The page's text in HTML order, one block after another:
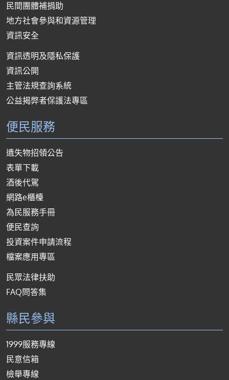
民間團體補捐助
地方社會參與和資源管理
資訊安全
資訊透明及隱私保護
資訊公開
主管法規查詢系統
公益揭弊者保護法專區
便民服務
遺失物招領公告
表單下載
酒後代駕
網路e櫃檯
為民服務手冊
便民查詢
投資案件申請流程
檔案應用專區
民眾法律扶助
FAQ問答集
縣民參與
1999服務專線
民意信箱
檢舉專線